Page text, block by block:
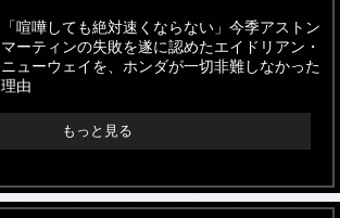
「喧嘩しても絶対速くならない」今季アストン
マーティンの失敗を遂に認めたエイドリアン・
ニューウェイを、ホンダが一切非難しなかった
理由
もっと見る